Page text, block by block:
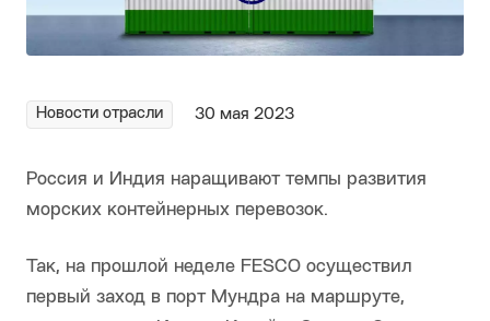
Новости отрасли 30 мая 2023
Россия и Индия наращивают темпы развития
морских контейнерных перевозок.
Так, на прошлой неделе FESCO осуществил
первый заход в порт Мундра на маршруте,